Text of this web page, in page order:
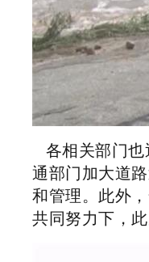
各相关部门也
通部门加大道
和管理。此外
共同努力下，